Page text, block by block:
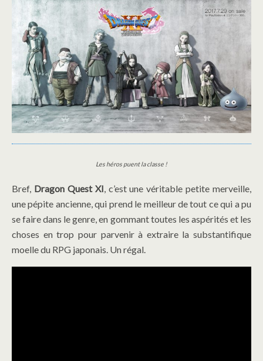
Les héros puent la classe !
Bref, Dragon Quest XI , c’est une véritable petite merveille,
une pépite ancienne, qui prend le meilleur de tout ce qui a pu
se faire dans le genre, en gommant toutes les aspérités et les
choses en trop pour parvenir à extraire la substantifique
moelle du RPG japonais. Un régal.